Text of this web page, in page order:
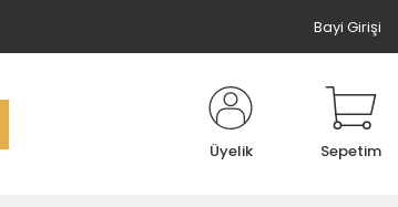
Bayi Girişi
Üyelik Sepetim